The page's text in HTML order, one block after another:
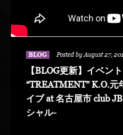
BLOG Posted by August 27,
【BLOG更新】イベン
“TREATMENT” K.O.元
イブ at 名古屋市 club
シャル-